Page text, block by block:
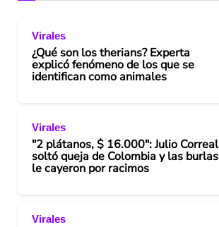
d
o
Virales
¿Qué son los therians? Experta
explicó fenómeno de los que se
identifican como animales
Virales
"2 plátanos, $ 16.000": Julio Correal
soltó queja de Colombia y las burlas
le cayeron por racimos
Virales